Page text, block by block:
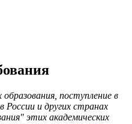
поступление в
России и других странах
этих академических